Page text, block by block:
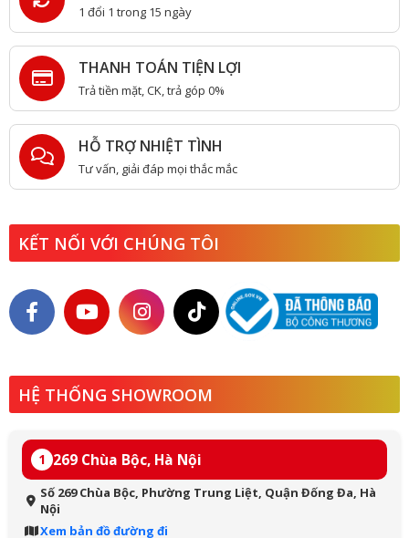
1 đổi 1 trong 15 ngày
THANH TOÁN TIỆN LỢI
Trả tiền mặt, CK, trả góp 0%
HỖ TRỢ NHIỆT TÌNH
Tư vấn, giải đáp mọi thắc mắc
KẾT NỐI VỚI CHÚNG TÔI
HỆ THỐNG SHOWROOM
1 269 Chùa Bộc, Hà Nội
Số 269 Chùa Bộc, Phường Trung Liệt, Quận Đống Đa, Hà
Nội
Xem bản đồ đường đi